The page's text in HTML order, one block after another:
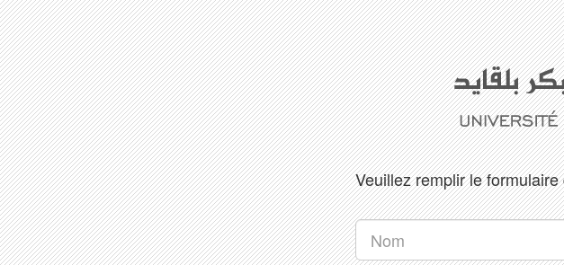
Veuillez remplir le